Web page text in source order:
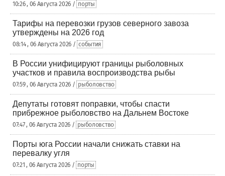
10:26 , 06 Августа 2026 / порты
Тарифы на перевозки грузов северного завоза
утверждены на 2026 год
08:14 , 06 Августа 2026 / события
В России унифицируют границы рыболовных
участков и правила воспроизводства рыбы
07:59 , 06 Августа 2026 / рыболовство
Депутаты готовят поправки, чтобы спасти
прибрежное рыболовство на Дальнем Востоке
07:47 , 06 Августа 2026 / рыболовство
Порты юга России начали снижать ставки на
перевалку угля
07:21 , 06 Августа 2026 / порты